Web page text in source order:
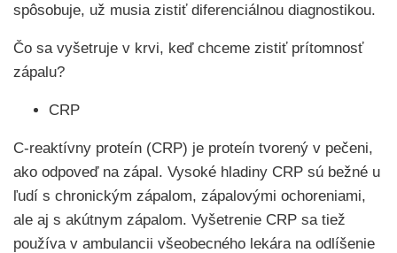
spôsobuje, už musia zistiť diferenciálnou diagnostikou.
Čo sa vyšetruje v krvi, keď chceme zistiť prítomnosť
zápalu?
CRP
C-reaktívny proteín (CRP) je proteín tvorený v pečeni,
ako odpoveď na zápal. Vysoké hladiny CRP sú bežné u
ľudí s chronickým zápalom, zápalovými ochoreniami,
ale aj s akútnym zápalom. Vyšetrenie CRP sa tiež
používa v ambulancii všeobecného lekára na odlíšenie